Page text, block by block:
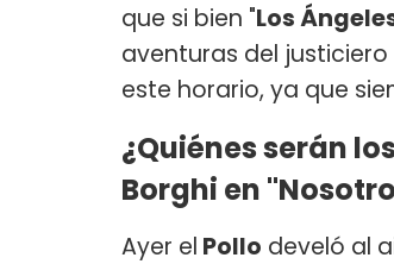
que si bien "Los
aventuras del
este horario, ya que
¿Quiénes serán
Borghi en
Ayer el Pollo develó al